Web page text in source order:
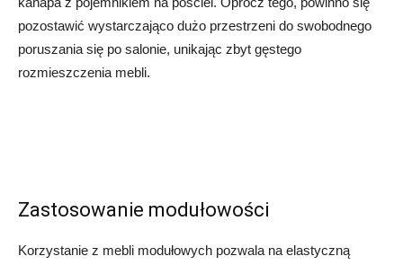
pozostawić wystarczająco dużo przestrzeni do swobodnego
poruszania się po salonie, unikając zbyt gęstego
rozmieszczenia mebli.
Zastosowanie modułowości
Korzystanie z mebli modułowych pozwala na elastyczną